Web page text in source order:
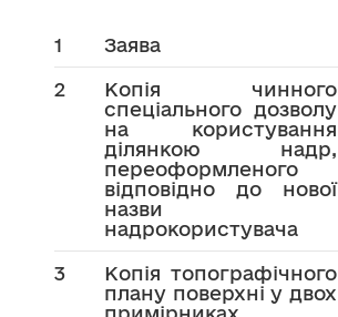
1
Заява
2
Копія чинного
спеціального дозволу
на користування
ділянкою надр,
переоформленого
відповідно до нової
назви
надрокористувача
3
Копія топографічного
плану поверхні у двох
примірниках